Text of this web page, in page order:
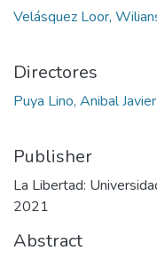
Velásquez Loor,
Directores
Puya Lino, Anibal Javier
Publisher
La Libertad:
2021
Abstract